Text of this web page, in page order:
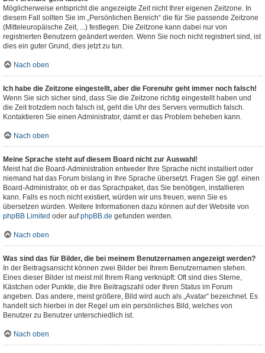
Möglicherweise entspricht die angezeigte Zeit nicht Ihrer eigenen Zeitzone. In
diesem Fall sollten Sie im „Persönlichen Bereich“ die für Sie passende Zeitzone
(Mitteleuropäische Zeit, ...) festlegen. Die Zeitzone kann dabei nur von
registrierten Benutzern geändert werden. Wenn Sie noch nicht registriert sind, ist
dies ein guter Grund, dies jetzt zu tun.
Nach oben
Ich habe die Zeitzone eingestellt, aber die Forenuhr geht immer noch falsch!
Wenn Sie sich sicher sind, dass Sie die Zeitzone richtig eingestellt haben und
die Zeit trotzdem noch falsch ist, geht die Uhr des Servers vermutlich falsch.
Kontaktieren Sie einen Administrator, damit er das Problem beheben kann.
Nach oben
Meine Sprache steht auf diesem Board nicht zur Auswahl!
Meist hat die Board-Administration entweder Ihre Sprache nicht installiert oder
niemand hat das Forum bislang in Ihre Sprache übersetzt. Fragen Sie ggf. einen
Board-Administrator, ob er das Sprachpaket, das Sie benötigen, installieren
kann. Falls es noch nicht existiert, würden wir uns freuen, wenn Sie es
übersetzen würden. Weitere Informationen dazu können auf der Website von
phpBB Limited oder aufphpBB.de gefunden werden.
Nach oben
Was sind das für Bilder, die bei meinem Benutzernamen angezeigt werden?
In der Beitragsansicht können zwei Bilder bei Ihrem Benutzernamen stehen.
Eines dieser Bilder ist meist mit Ihrem Rang verknüpft: Oft sind dies Sterne,
Kästchen oder Punkte, die Ihre Beitragszahl oder Ihren Status im Forum
angeben. Das andere, meist größere, Bild wird auch als „Avatar“ bezeichnet. Es
handelt sich hierbei in der Regel um ein persönliches Bild, welches von
Benutzer zu Benutzer unterschiedlich ist.
Nach oben